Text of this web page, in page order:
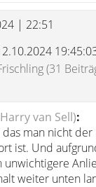
| 22:51
(31
van Sell):
das man nicht
ist. Und
unwichtigere
weiter unten